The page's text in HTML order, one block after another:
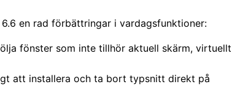
en rad förbättringar i vardagsfunktioner:
fönster som inte tillhör aktuell skärm, virtuellt
att installera och ta bort typsnitt direkt på